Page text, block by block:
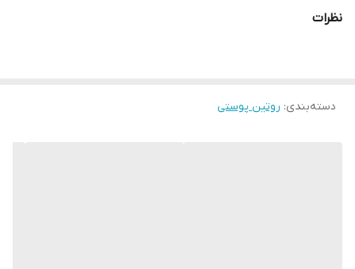
50ml
مرطوب‌کننده فوری و طولانی‌مدت برای نرمی کامل پوست فراهم می‌کند.
نظرات
دسته‌بندی: روتین پوستی